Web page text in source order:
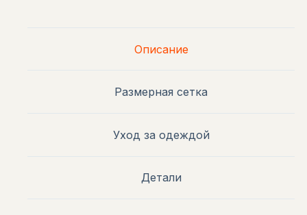
Описание
Размерная сетка
Уход за одеждой
Детали